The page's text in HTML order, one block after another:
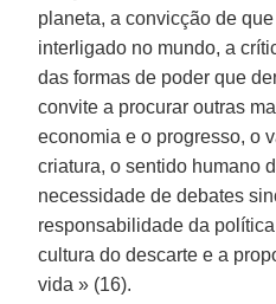
planeta, a convicção de
interligado no mundo, a
das formas de poder que
convite a procurar outras
economia e o progresso, o
criatura, o sentido humano
necessidade de debates
responsabilidade da
cultura do descarte e a
vida » (16).